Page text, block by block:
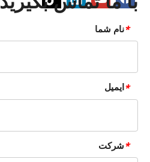
*نام شما
*ایمیل
*شرکت